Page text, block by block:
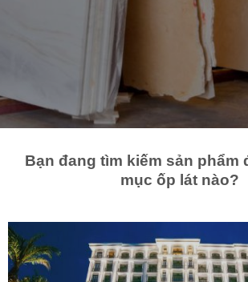
Bạn đang tìm kiếm sản phẩm
mục ốp lát nào?